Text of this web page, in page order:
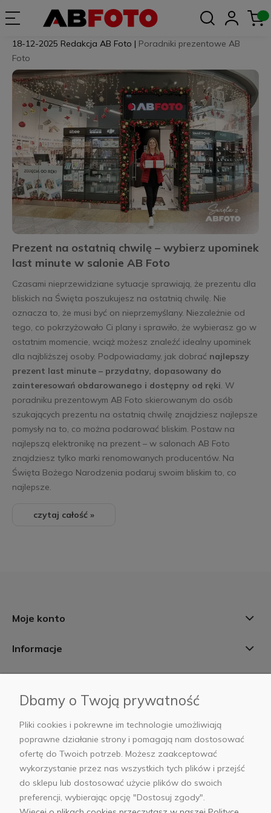
Prezent na ostatnią chwilę – wybierz upominek
last minute w salonie AB Foto
18-12-2025 Redakcja AB Foto | Poradniki prezentowe AB
Foto
Czasami nieprzewidziane sytuacje sprawiają, że prezentu dla
bliskich na Święta poszukujesz na ostatnią chwilę. Nie
oznacza to, że musi być on nieprzemyślany. Niezależnie od
tego, co pokrzyżowało Ci plany i sprawiło, że wybierasz go w
ostatnim momencie, wciąż możesz znaleźć idealny upominek
dla najbliższej osoby. Podpowiadamy, jak dobrać najlepszy
prezent last minute – przydatny, dopasowany do
zainteresowań obdarowanego i dostępny od ręki. W
poradniku prezentowym AB Foto skierowanym do osób
szukających prezentu na ostatnią chwilę znajdziesz najlepsze
pomysły na to, co można podarować bliskim. Postaw na
najlepszą elektronikę na prezent – w salonach AB Foto
znajdziesz tylko marki renomowanych producentów. Na
Święta Bożego Narodzenia podaruj swoim bliskim to, co
najlepsze.
czytaj całość »
Moje konto
Informacje
AB Foto
sklep@abfoto.pl
+48 797 971 275
Dbamy o Twoją prywatność
Pliki cookies i pokrewne im technologie umożliwiają
poprawne działanie strony i pomagają nam dostosować
ofertę do Twoich potrzeb. Możesz zaakceptować
wykorzystanie przez nas wszystkich tych plików i przejść
do sklepu lub dostosować użycie plików do swoich
preferencji, wybierając opcję "Dostosuj zgody".